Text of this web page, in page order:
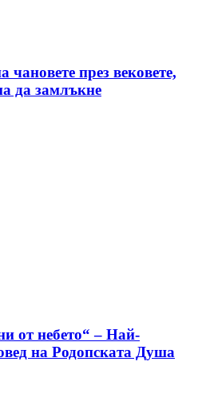
чановете през вековете,
да замлъкне
от небето“ – Най-
на Родопската Душа